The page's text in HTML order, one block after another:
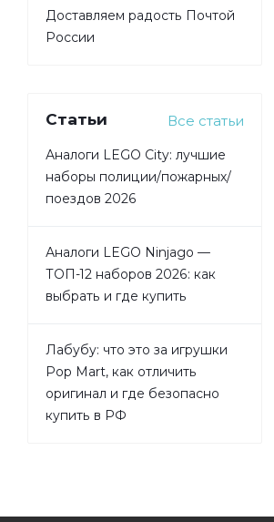
Доставляем радость Почтой
России
Статьи Все статьи
Аналоги LEGO City: лучшие
наборы полиции/пожарных/
поездов 2026
Аналоги LEGO Ninjago —
ТОП-12 наборов 2026: как
выбрать и где купить
Лабубу: что это за игрушки
Pop Mart, как отличить
оригинал и где безопасно
купить в РФ